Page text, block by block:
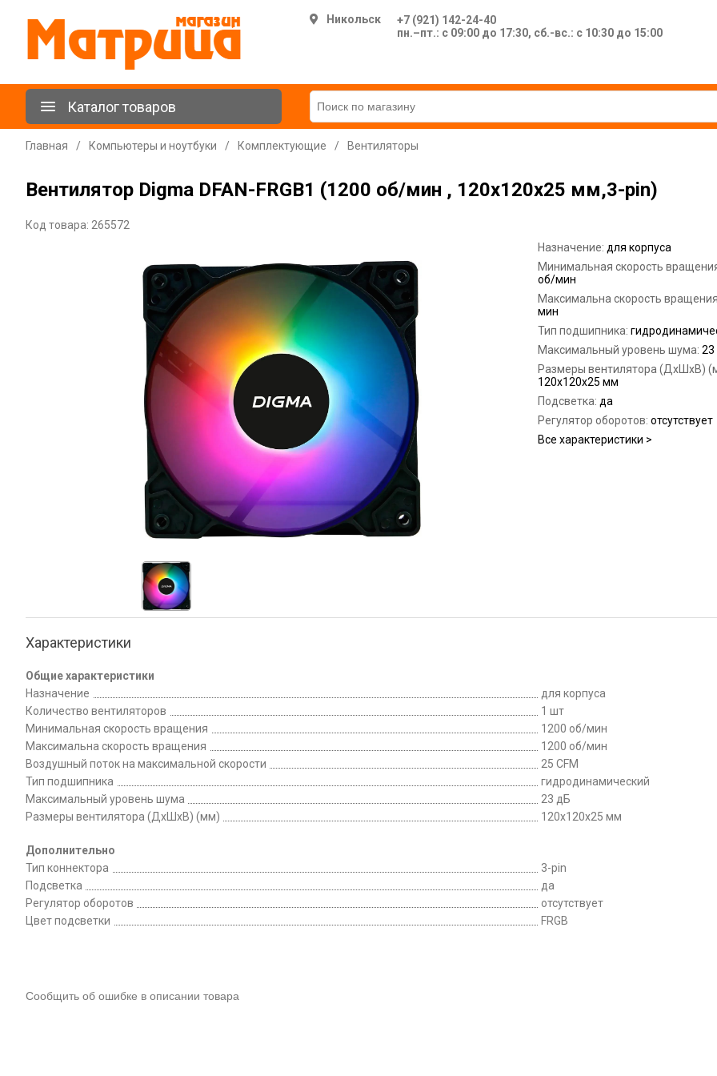
Никольск
+7 (921) 142-24-40
пн.–пт.: с 09:00 до 17:30, сб.-вс.: с 10:30 до 15:00
Каталог товаров
Главная / Компьютеры и ноутбуки / Комплектующие / Вентиляторы
Вентилятор Digma DFAN-FRGB1 (1200 об/мин , 120x120x25 мм,3-pin)
Код товара: 265572
Назначение: для корпуса
Минимальная скорость
об/мин
Максимальна скорость
мин
Тип подшипника:
Максимальный уровень шума:
Размеры вентилятора (ДхШхВ)
120x120x25 мм
Подсветка: да
Регулятор оборотов: отсутствует
Все характеристики >
Характеристики
Общие характеристики
Назначение
для корпуса
Количество вентиляторов
1 шт
Минимальная скорость вращения
1200 об/мин
Максимальна скорость вращения
1200 об/мин
Воздушный поток на максимальной скорости
25 CFM
Тип подшипника
гидродинамический
Максимальный уровень шума
23 дБ
Размеры вентилятора (ДхШхВ) (мм)
120x120x25 мм
Дополнительно
Тип коннектора
3-pin
Подсветка
да
Регулятор оборотов
отсутствует
Цвет подсветки
FRGB
Сообщить об ошибке в описании товара